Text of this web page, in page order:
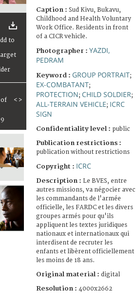
of
9
< >
Caption : Sud Kivu, Bukavu,
Childhood and Health Voluntary
Work Office. Residents in front
of a CICR vehicle.
Photographer : YAZDI,
PEDRAM
Keyword : GROUP PORTRAIT;
EX-COMBATANT;
PROTECTION; CHILD SOLDIER;
ALL-TERRAIN VEHICLE; ICRC
SIGN
Confidentiality level : public
Publication restrictions :
publication without restrictions
Copyright : ICRC
Description : Le BVES, entre
autres missions, va négocier avec
les commandants de l'armée
officielle, les FARDC et les divers
groupes armés pour qu'ils
appliquent les textes juridiques
nationaux et internationaux qui
interdisent de recruter les
enfants et libèrent officiellement
les moins de 18 ans.
Original material : digital
Resolution : 4000x2662